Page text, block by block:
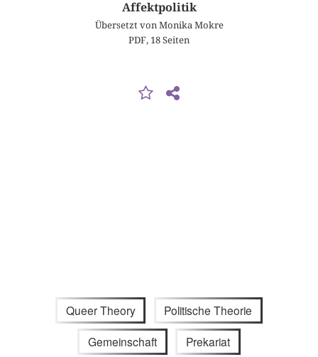
Affektpolitik
Übersetzt von Monika Mokre
PDF, 18 Seiten
Queer Theory Politische Theorie
Gemeinschaft Prekariat